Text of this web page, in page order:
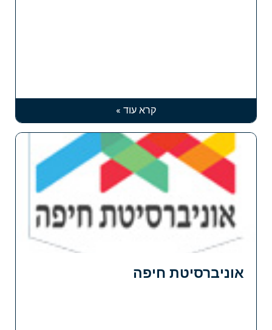
קרא עוד »
אוניברסיטת חיפה